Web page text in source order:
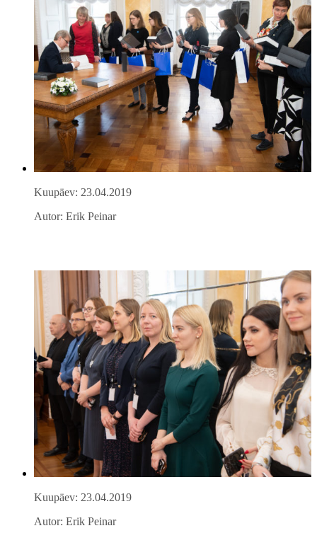
Kuupäev: 23.04.2019
Autor: Erik Peinar
Kuupäev: 23.04.2019
Autor: Erik Peinar